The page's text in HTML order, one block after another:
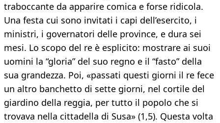
traboccante da apparire comica e forse ridicola.
Una festa cui sono invitati i capi dell’esercito, i
ministri, i governatori delle province, e dura sei
mesi. Lo scopo del re è esplicito: mostrare ai suoi
uomini la “gloria” del suo regno e il “fasto” della
sua grandezza. Poi, «passati questi giorni il re fece
un altro banchetto di sette giorni, nel cortile del
giardino della reggia, per tutto il popolo che si
trovava nella cittadella di Susa» (1,5). Questa volta